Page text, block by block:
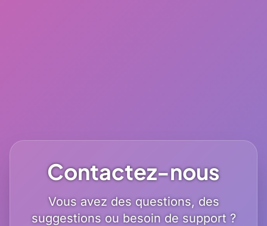
Contactez-nous
Vous avez des questions, des
suggestions ou besoin de support ?